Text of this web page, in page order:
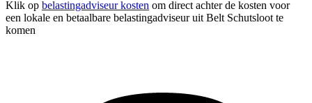
Klik op belastingadviseur kosten om direct achter de kosten voor
een lokale en betaalbare belastingadviseur uit Belt Schutsloot te
komen